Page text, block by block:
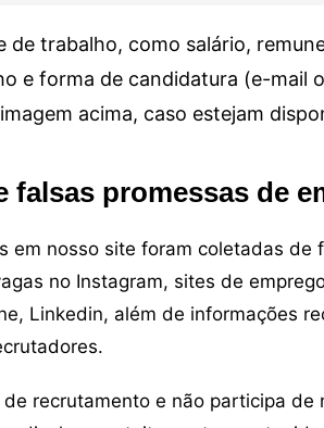
trabalho, como salário,
e forma de candidatura (e-mail
acima, caso estejam
falsas promessas de
em nosso site foram coletadas de
no Instagram, sites de
Linkedin, além de informações
recrutamento e não participa de